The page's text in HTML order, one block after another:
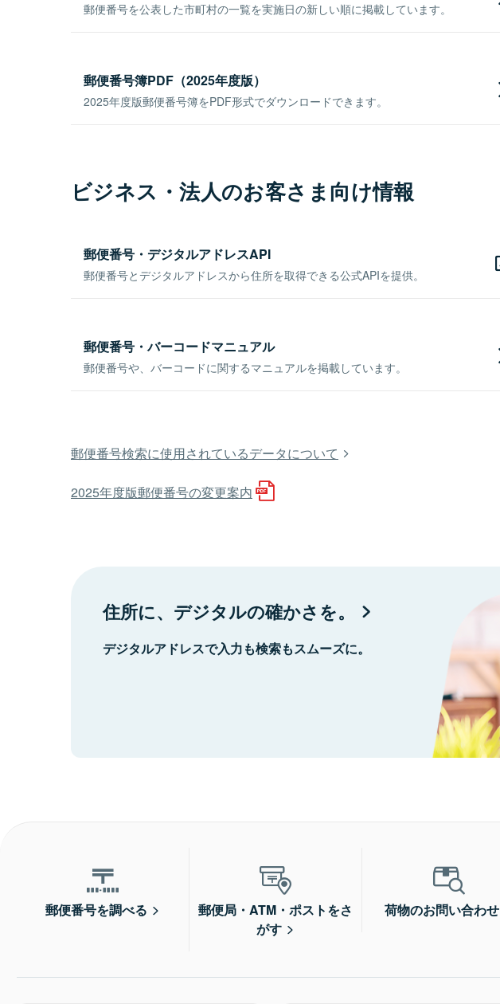
郵便番号を公表した市町村の一覧を実施日の新しい順に掲載しています。
郵便番号簿PDF（2025年度版）
2025年度版郵便番号簿をPDF形式でダウンロードできます。
ビジネス・法人のお客さま向け情報
郵便番号・デジタルアドレスAPI
郵便番号とデジタルアドレスから住所を取得できる公式APIを提供。
郵便番号・バーコードマニュアル
郵便番号や、バーコードに関するマニュアルを掲載しています。
郵便番号検索に使用されているデータについて
2025年度版郵便番号の変更案内
住所に、デジタルの確かさを。
デジタルアドレスで入力も検索もスムーズに。
郵便番号を調べる
郵便局・ATM・ポストをさ
がす
荷物のお問い合わせ